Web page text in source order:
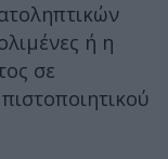
ή η
σε